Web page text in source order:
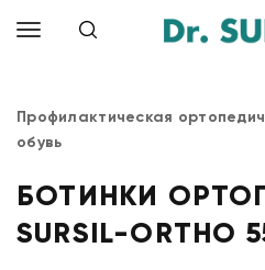
Профилактическая
обувь
БОТИНКИ
SURSIL-ORTHO